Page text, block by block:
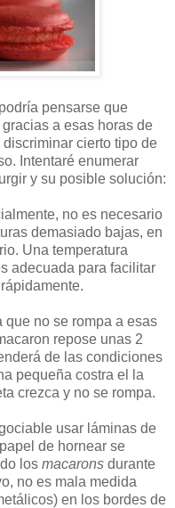
pensarse que
a esas horas de
cierto tipo de
Intentaré enumerar
y su posible solución:
no es necesario
demasiado bajas, en
Una temperatura
adecuada para facilitar
que no se rompa a esas
repose unas 2
de las condiciones
pequeña costra el la
crezca y no se rompa.
usar láminas de
de hornear se
los macarons durante
no es mala medida
en los bordes de